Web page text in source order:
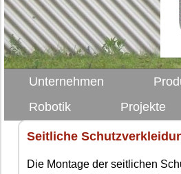
Unternehmen
Robotik
Projekte
Seitliche
Die Montage der seitlichen